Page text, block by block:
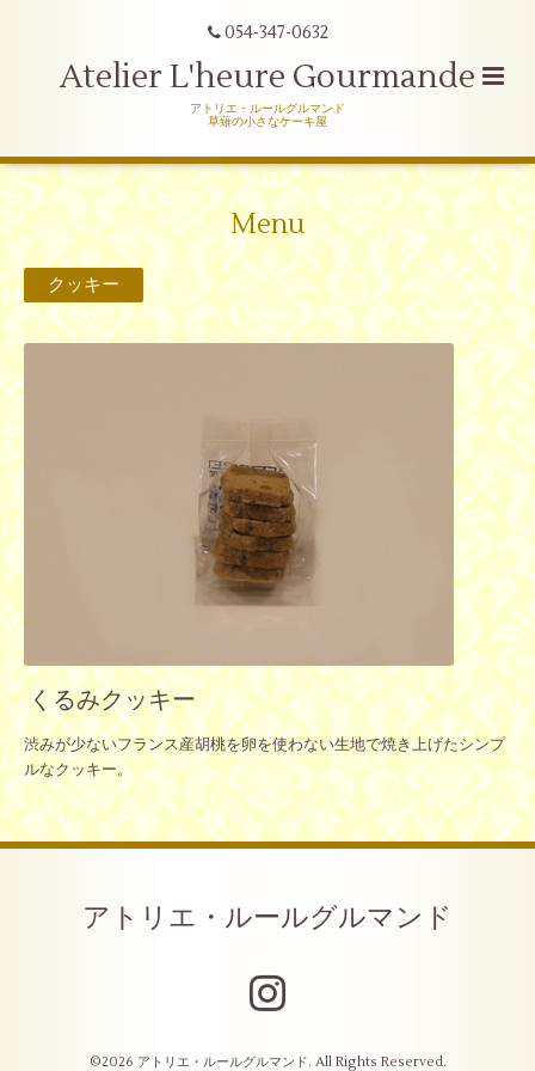
054-347-0632
Atelier L'heure Gourmande
アトリエ・ルールグルマンド
草薙の小さなケーキ屋
Menu
クッキー
くるみクッキー
渋みが少ないフランス産胡桃を卵を使わない生地で焼き上げたシンプ
ルなクッキー。
アトリエ・ルールグルマンド
©2026 アトリエ・ルールグルマンド. All Rights Reserved.